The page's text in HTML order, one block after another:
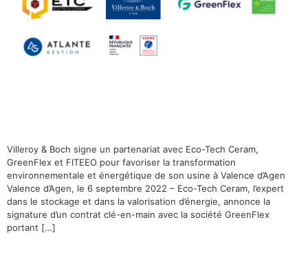
Villeroy & Boch signe un partenariat avec Eco-Tech Ceram,
GreenFlex et FITEEO pour favoriser la transformation
environnementale et énergétique de son usine à Valence d’Agen
Valence d’Agen, le 6 septembre 2022 – Eco-Tech Ceram, l’expert
dans le stockage et dans la valorisation d’énergie, annonce la
signature d’un contrat clé-en-main avec la société GreenFlex
portant […]